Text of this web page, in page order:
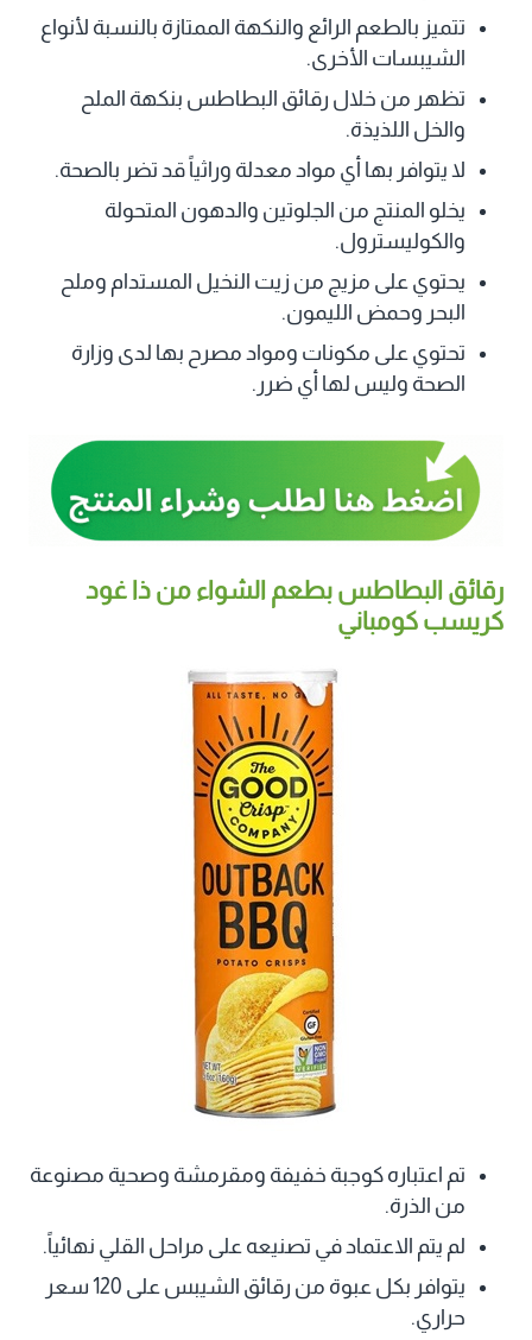
تتميز بالطعم الرائع والنكهة الممتازة بالنسبة لأنواع
الشيبسات الأخرى.
تظهر من خلال رقائق البطاطس بنكهة الملح
والخل اللذيذة.
لا يتوافر بها أي مواد معدلة وراثياً قد تضر بالصحة.
يخلو المنتج من الجلوتين والدهون المتحولة
والكوليسترول.
يحتوي على مزيج من زيت النخيل المستدام وملح
البحر وحمض الليمون.
تحتوي على مكونات ومواد مصرح بها لدى وزارة
الصحة وليس لها أي ضرر.
رقائق البطاطس بطعم الشواء من ذا غود
كريسب كومباني
تم اعتباره كوجبة خفيفة ومقرمشة وصحية مصنوعة
من الذرة.
لم يتم الاعتماد في تصنيعه على مراحل القلي نهائياً.
يتوافر بكل عبوة من رقائق الشيبس على 120 سعر
حراري.